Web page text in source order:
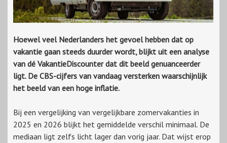
Hoewel veel Nederlanders het gevoel hebben dat op
vakantie gaan steeds duurder wordt, blijkt uit een analyse
van dé VakantieDiscounter dat dit beeld genuanceerder
ligt. De CBS-cijfers van vandaag versterken waarschijnlijk
het beeld van een hoge inflatie.
Bij een vergelijking van vergelijkbare zomervakanties in
2025 en 2026 blijkt het gemiddelde verschil minimaal. De
mediaan ligt zelfs licht lager dan vorig jaar. Dat wijst erop